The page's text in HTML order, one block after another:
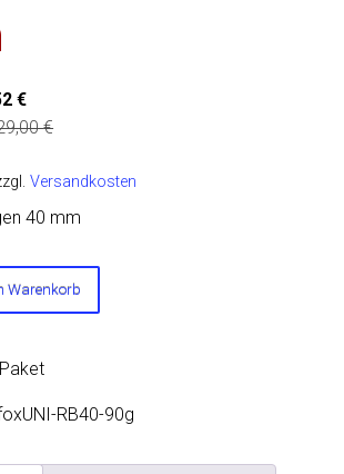
€
€
Versandkosten
40 mm
Warenkorb
RB40-90g